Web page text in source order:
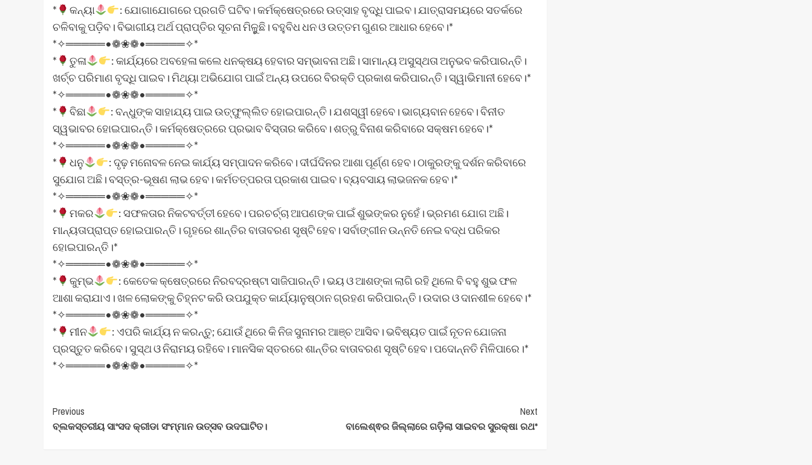
*
କନ୍ୟା
: ଯୋଗାଯୋଗରେ ପ୍ରଗତି ଘଟିବ। କର୍ମକ୍ଷେତ୍ରରେ ଉତ୍ସାହ ବୃଦ୍ଧି ପାଇବ। ଯାତ୍ରାସମୟରେ ସତର୍କରେ
ଚଳିବାକୁ ପଡ଼ିବ। ବିଭାଗୀୟ ଅର୍ଥ ପ୍ରାପ୍ତିର ସୂଚନା ମିଳୁୁଛି। ବହୁବିଧ ଧନ ଓ ଉତ୍ତମ ଗୁଣର ଆଧାର ହେବେ।*
*✧═════•❁❀❁•═════✧*
*
ତୁଳା
: କାର୍ଯ୍ୟରେ ଅବହେଳା କଲେ ଧନକ୍ଷୟ ହେବାର ସମ୍ଭାବନା ଅଛି। ସାମାନ୍ୟ ଅସୁସ୍ଥତା ଅନୁଭବ କରିପାରନ୍ତି।
ଖର୍ଚ୍ଚ ପରିମାଣ ବୃଦ୍ଧି ପାଇବ। ମିଥ୍ୟା ଅଭିଯୋଗ ପାଇଁ ଅନ୍ୟ ଉପରେ ବିରକ୍ତି ପ୍ରକାଶ କରିପାରନ୍ତି। ସ୍ୱାଭିମାନୀ ହେବେ।*
*✧═════•❁❀❁•═════✧*
*
ବିଛା
: ବନ୍ଧୁଙ୍କ ସାହାଯ୍ୟ ପାଇ ଉତ୍‍ଫୁଲ୍ଲିତ ହୋଇପାରନ୍ତି। ଯଶସ୍ୱୀ ହେବେ। ଭାଗ୍ୟବାନ ହେବେ। ବିନୀତ
ସ୍ୱଭାବର ହୋଇପାରନ୍ତି। କର୍ମକ୍ଷେତ୍ରରେ ପ୍ରଭାବ ବିସ୍ତାର କରିବେ। ଶତ୍ରୁ ବିନାଶ କରିବାରେ ସକ୍ଷମ ହେବେ।*
*✧═════•❁❀❁•═════✧*
*
ଧନୁ
: ଦୃଢ଼ ମନୋବଳ ନେଇ କାର୍ଯ୍ୟ ସମ୍ପାଦନ କରିବେ। ଦୀର୍ଘଦିନର ଆଶା ପୂର୍ଣ୍ଣ ହେବ। ଠାକୁରଙ୍କୁ ଦର୍ଶନ କରିବାରେ
ସୁଯୋଗ ଅଛି। ବସ୍ତ୍ର-ଭୂଷଣ ଲାଭ ହେବ। କର୍ମତତ୍ପରତା ପ୍ରକାଶ ପାଇବ। ବ୍ୟବସାୟ ଲାଭଜନକ ହେବ।*
*✧═════•❁❀❁•═════✧*
*
ମକର
: ସଫଳତାର ନିକଟବର୍ତ୍ତୀ ହେବେ। ପରଚର୍ଚ୍ଚା ଆପଣଙ୍କ ପାଇଁ ଶୁଭଙ୍କର ନୁହେଁ। ଭ୍ରମଣ ଯୋଗ ଅଛି।
ମାନ୍ୟତାପ୍ରାପ୍ତ ହୋଇପାରନ୍ତି। ଗୃହରେ ଶାନ୍ତିର ବାତାବରଣ ସୃଷ୍ଟି ହେବ। ସର୍ବାଙ୍ଗୀନ ଉନ୍ନତି ନେଇ ବଦ୍ଧ ପରିକର
ହୋଇପାରନ୍ତି।*
*✧═════•❁❀❁•═════✧*
*
କୁମ୍ଭ
: କେତେକ କ୍ଷେତ୍ରରେ ନିରବଦ୍ରଷ୍ଟା ସାଜିପାରନ୍ତି। ଭୟ ଓ ଆଶଙ୍କା ଲାଗି ରହି ଥିଲେ ବି ବହୁ ଶୁଭ ଫଳ
ଆଶା କରାଯାଏ। ଖଳ ଲୋକଙ୍କୁ ଚିହ୍ନଟ କରି ଉପଯୁକ୍ତ କାର୍ଯ୍ୟାନୁଷ୍ଠାନ ଗ୍ରହଣ କରିପାରନ୍ତି। ଉଦାର ଓ ଦାନଶୀଳ ହେବେ।*
*✧═════•❁❀❁•═════✧*
*
ମୀନ
: ଏପରି କାର୍ଯ୍ୟ ନ କରନ୍ତୁ; ଯୋଉଁ ଥିରେ କି ନିଜ ସୁନାମର ଆଞ୍ଚ ଆସିବ। ଭବିଷ୍ୟତ ପାଇଁ ନୂତନ ଯୋଜନା
ପ୍ରସ୍ତୁତ କରିବେ। ସୁସ୍ଥ ଓ ନିରାମୟ ରହିବେ। ମାନସିକ ସ୍ତରରେ ଶାନ୍ତିର ବାତାବରଣ ସୃଷ୍ଟି ହେବ। ପଦୋନ୍ନତି ମିଳିପାରେ।*
*✧═════•❁❀❁•═════✧*
Post
Navigation
Previous
ବ୍ଲକସ୍ତରୀୟ ସାଂସଦ କ୍ରୀଡା ସଂମ୍ମାନ ଉତ୍ସବ ଉଦଘାଟିତ।
Next
ବାଲେଶ୍ଵର ଜିଲ୍ଲାରେ ଗଡ଼ିଲା ସାଇବର ସୁରକ୍ଷା ରଥ*